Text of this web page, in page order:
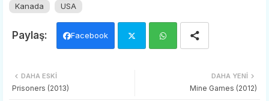
Kanada
USA
Facebook
DAHA YENI
Mine Games (2012)
DAHA ESKI
Prisoners (2013)